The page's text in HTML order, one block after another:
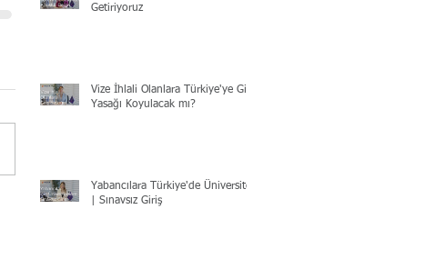
Getiriyoruz
Vize İhlali Olanlara Türkiye'ye Giriş
Yasağı Koyulacak mı?
Yabancılara Türkiye'de Üniversite
| Sınavsız Giriş